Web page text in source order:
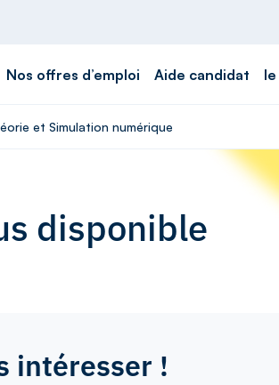
Nos offres d’emploi Aide candidat
et Simulation numérique
disponible
intéresser !